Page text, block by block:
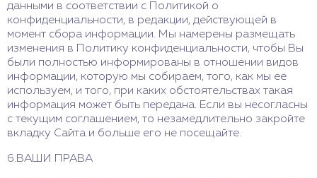
данными в соответствии с Политикой о
конфиденциальности, в редакции, действующей в
момент сбора информации. Мы намерены размещать
изменения в Политику конфиденциальности, чтобы Вы
были полностью информированы в отношении видов
информации, которую мы собираем, того, как мы ее
используем, и того, при каких обстоятельствах такая
информация может быть передана. Если вы несогласны
с текущим соглашением, то незамедлительно закройте
вкладку Сайта и больше его не посещайте.
6.ВАШИ ПРАВА